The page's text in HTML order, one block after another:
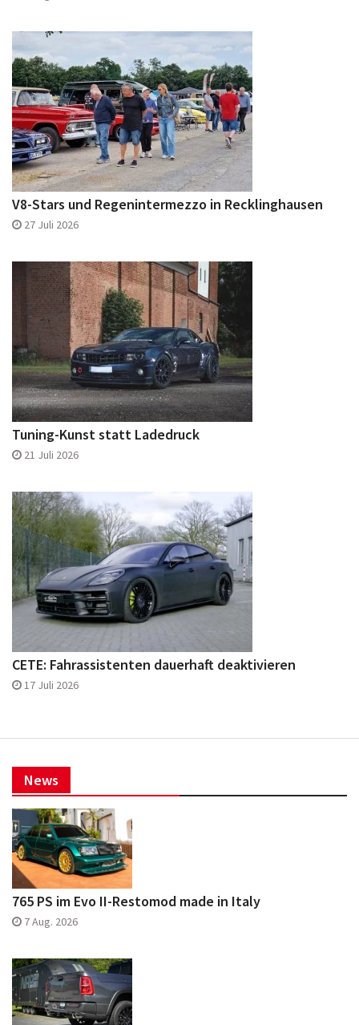
V8-Stars und Regenintermezzo in Recklinghausen
27 Juli 2026
Tuning-Kunst statt Ladedruck
21 Juli 2026
CETE: Fahrassistenten dauerhaft deaktivieren
17 Juli 2026
News
765 PS im Evo II-Restomod made in Italy
7 Aug. 2026